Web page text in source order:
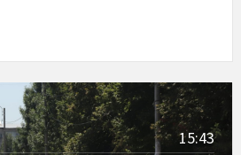
15:43